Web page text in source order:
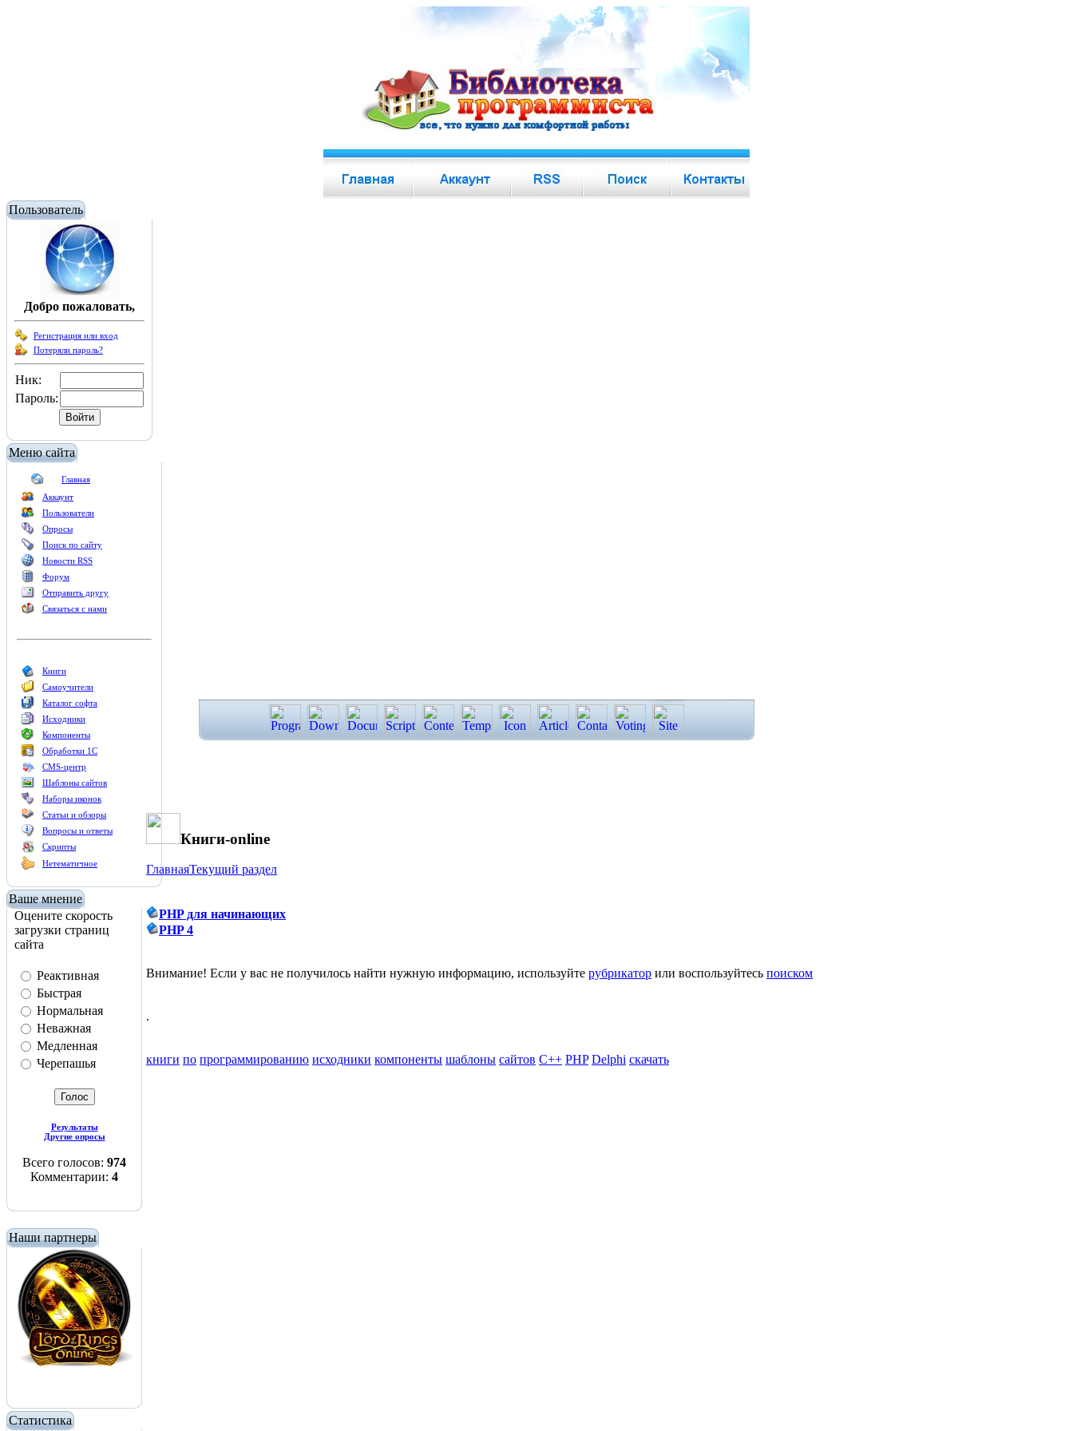
Пользователь
Добро пожаловать,
Регистрация или вход
Потеряли пароль?
Ник:
Пароль:
Меню сайта
Главная
Аккаунт
Пользователи
Опросы
Поиск по сайту
Новости RSS
Форум
Отправить другу
Связаться с нами
Книги
Самоучители
Каталог софта
Исходники
Компоненты
Обработки 1С
CMS-центр
Шаблоны сайтов
Наборы иконок
Статьи и обзоры
Вопросы и ответы
Скрипты
Нетематичное
Ваше мнение
Оцените скорость
загрузки страниц
сайта
Реактивная
Быстрая
Нормальная
Неважная
Медленная
Черепашья
Результаты
Другие опросы
Всего голосов: 974
Комментарии: 4
Наши партнеры
Статистика
Книги-online
ГлавнаяТекущий раздел
PHP для начинающих
PHP 4
Внимание! Если у вас не получилось найти нужную информацию, используйте рубрикатор или воспользуйтесь поиском
.
книги по программированию исходники компоненты шаблоны сайтов C++ PHP Delphi скачать